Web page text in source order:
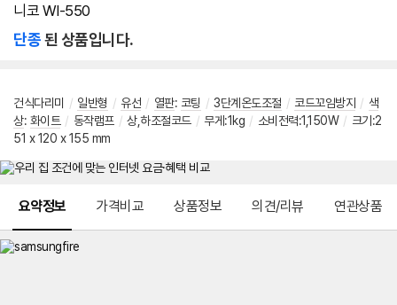
니코 WI-550
단종된 상품입니다.
건식다리미 / 일반형 / 유선 / 열판: 코팅 / 3단계온도조절 / 코드꼬임방지 / 색
상: 화이트 / 동작램프 / 상,하조절코드 / 무게:1kg / 소비전력:1,150W / 크기:2
51 x 120 x 155 mm
요약정보 가격비교 상품정보 의견/리뷰 연관상품